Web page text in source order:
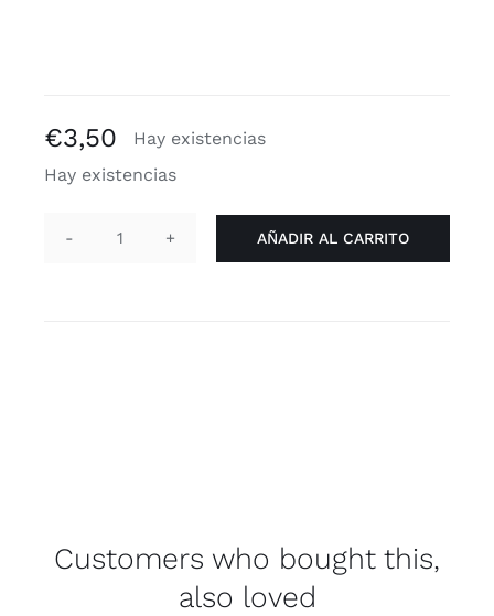
€3,50
Hay existencias
Hay existencias
AÑADIR AL CARRITO
Customers who bought this,
also loved